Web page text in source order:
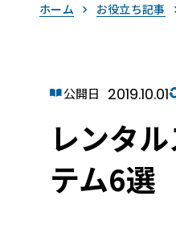
お役立ち記事
ホーム
公開日 2019.10.01
レンタ
テム6選